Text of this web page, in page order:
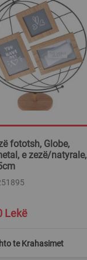
fototsh, Globe,
e zezë/natyrale,
te Krahasimet
Lekë